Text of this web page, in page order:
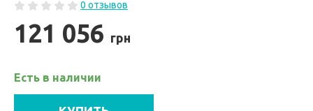
0 отзывов
121 056 грн
Есть в наличии